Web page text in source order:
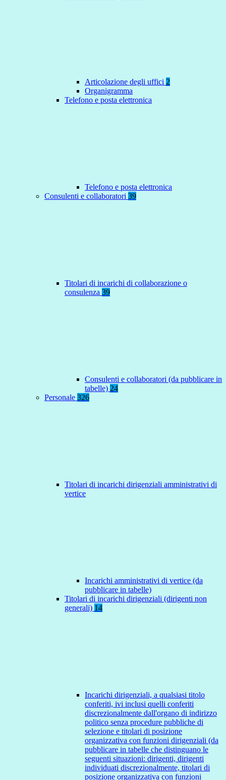
Articolazione degli uffici 2
Organigramma
Telefono e posta elettronica
Telefono e posta elettronica
Consulenti e collaboratori 39
Titolari di incarichi di collaborazione o
consulenza 39
Consulenti e collaboratori (da pubblicare in
tabelle) 24
Personale 326
Titolari di incarichi dirigenziali amministrativi di
vertice
Incarichi amministrativi di vertice (da
pubblicare in tabelle)
Titolari di incarichi dirigenziali (dirigenti non
generali) 14
Incarichi dirigenziali, a qualsiasi titolo
conferiti, ivi inclusi quelli conferiti
discrezionalmente dall'organo di indirizzo
politico senza procedure pubbliche di
selezione e titolari di posizione
organizzativa con funzioni dirigenziali (da
pubblicare in tabelle che distinguano le
seguenti situazioni: dirigenti, dirigenti
individuati discrezionalmente, titolari di
posizione organizzativa con funzioni